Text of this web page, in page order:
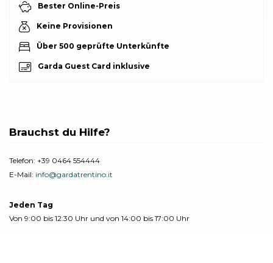
Bester Online-Preis
Keine Provisionen
Über 500 geprüfte Unterkünfte
Garda Guest Card inklusive
Brauchst du Hilfe?
Telefon: +39 0464 554444
E-Mail: info@gardatrentino.it
Jeden Tag
Von 9:00 bis 12:30 Uhr und von 14:00 bis 17:00 Uhr